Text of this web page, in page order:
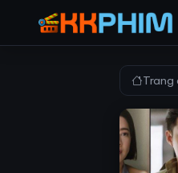
Trang